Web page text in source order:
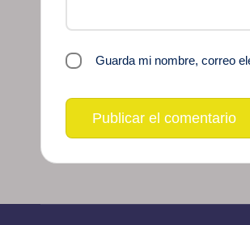
Guarda mi nombre, correo